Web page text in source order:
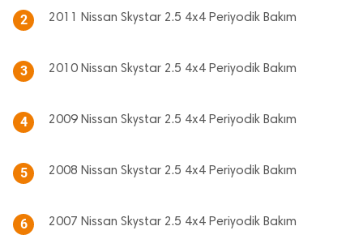
2 2011 Nissan Skystar 2.5 4x4 Periyodik Bakım
3 2010 Nissan Skystar 2.5 4x4 Periyodik Bakım
4 2009 Nissan Skystar 2.5 4x4 Periyodik Bakım
5 2008 Nissan Skystar 2.5 4x4 Periyodik Bakım
6 2007 Nissan Skystar 2.5 4x4 Periyodik Bakım